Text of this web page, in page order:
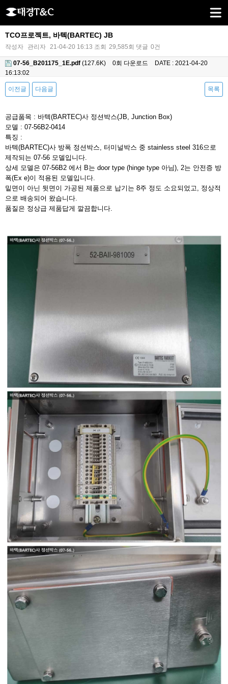
TCO프로젝트, 바텍(BARTEC) JB
작성자 관리자 21-04-20 16:13 조회 29,585회 댓글 0건
07-56_B201175_1E.pdf (127.6K) 0회 다운로드
DATE : 2021-04-20
16:13:02
이전글 다음글 목록
공급품목 : 바텍(BARTEC)사 정션박스(JB, Junction Box)
모델 : 07-56B2-0414
특징 :
바텍(BARTEC)사 방폭 정션박스, 터미널박스 중 stainless steel 316으로
제작되는 07-56 모델입니다.
상세 모델은 07-56B2 에서 B는 door type (hinge type 아님), 2는 안전증 방
폭(Ex e)이 적용된 모델입니다.
밑면이 아닌 뒷면이 가공된 제품으로 납기는 8주 정도 소요되었고, 정상적
으로 배송되어 왔습니다.
품질은 정상급 제품답게 깔끔합니다.